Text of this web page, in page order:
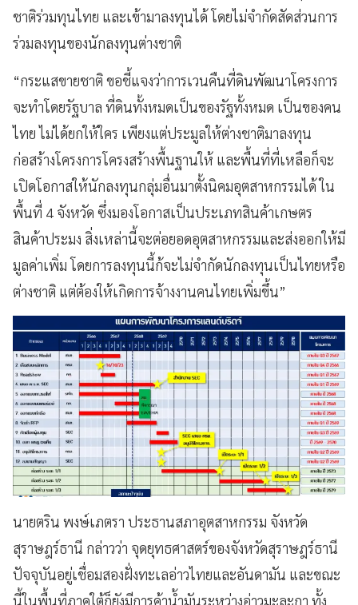
ชาติร่วมทุนไทย และเข้ามาลงทุนได้ โดยไม่จำกัดสัดส่วนการ
ร่วมลงทุนของนักลงทุนต่างชาติ
“กระแสขายชาติ ขอชี้แจงว่าการเวนคืนที่ดินพัฒนาโครงการ
จะทำโดยรัฐบาล ที่ดินทั้งหมดเป็นของรัฐทั้งหมด เป็นของคน
ไทย ไม่ได้ยกให้ใคร เพียงแต่ประมูลให้ต่างชาติมาลงทุน
ก่อสร้างโครงการโครงสร้างพื้นฐานให้ และพื้นที่ที่เหลือก็จะ
เปิดโอกาสให้นักลงทุนกลุ่มอื่นมาตั้งนิคมอุตสาหกรรมได้ ใน
พื้นที่ 4 จังหวัด ซึ่งมองโอกาสเป็นประเภทสินค้าเกษตร
สินค้าประมง สิ่งเหล่านี้จะต่อยอดอุตสาหกรรมและส่งออกให้มี
มูลค่าเพิ่ม โดยการลงทุนนี้ก้จะไม่จำกัดนักลงทุนเป็นไทยหรือ
ต่างชาติ แต่ต้องให้เกิดการจ้างงานคนไทยเพิ่มขึ้น”
นายตริน พงษ์เภตรา ประธานสภาอุตสาหกรรม จังหวัด
สุราษฎร์ธานี กล่าวว่า จุดยุทธศาสตร์ของจังหวัดสุราษฎร์ธานี
ปัจจุบันอยู่เชื่อมสองฝั่งทะเลอ่าวไทยและอันดามัน และขณะ
นี้ในพื้นที่ภาคใต้ก็ยังมีการค้าน้ำมันระหว่างอ่าวมะละกา ทั้ง